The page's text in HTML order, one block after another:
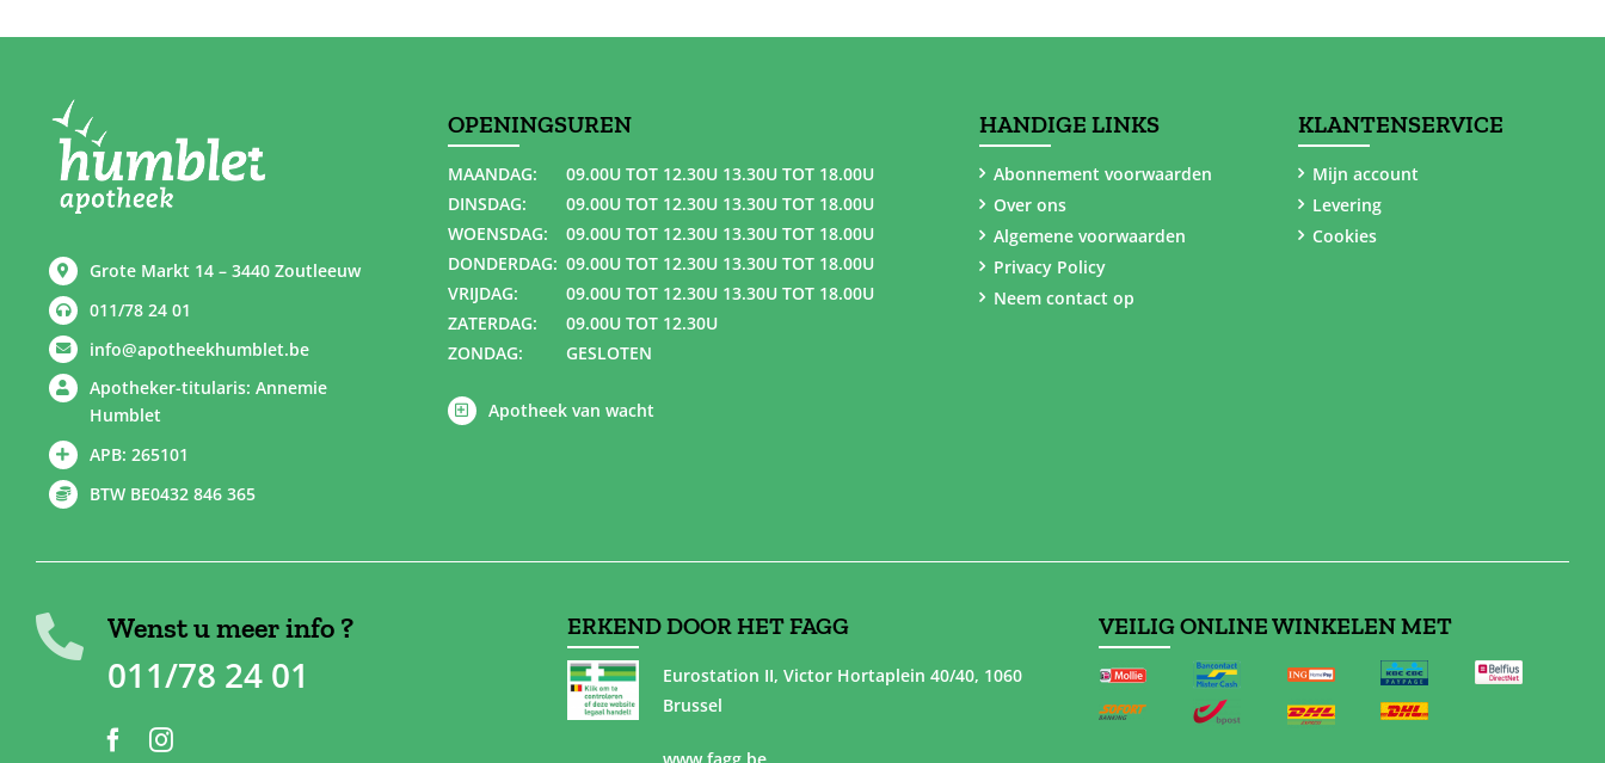
Grote Markt 14 – 3440 Zoutleeuw
011/78 24 01
info@apotheekhumblet.be
Apotheker-titularis: Annemie
Humblet
APB: 265101
BTW BE0432 846 365
OPENINGSUREN
MAANDAG:
09.00U TOT 12.30U 13.30U TOT 18.00U
DINSDAG:
09.00U TOT 12.30U 13.30U TOT 18.00U
WOENSDAG:
09.00U TOT 12.30U 13.30U TOT 18.00U
DONDERDAG: 09.00U TOT 12.30U 13.30U TOT 18.00U
VRIJDAG:
09.00U TOT 12.30U 13.30U TOT 18.00U
ZATERDAG:
09.00U TOT 12.30U
ZONDAG:
GESLOTEN
Apotheek van wacht
HANDIGE LINKS
Abonnement voorwaarden
Over ons
Algemene voorwaarden
Privacy Policy
Neem contact op
KLANTENSERVICE
Mijn account
Levering
Cookies
Wenst u meer info ?
011/78 24 01
ERKEND DOOR HET FAGG
Eurostation II, Victor Hortaplein 40/40, 1060
Brussel
VEILIG ONLINE WINKELEN MET